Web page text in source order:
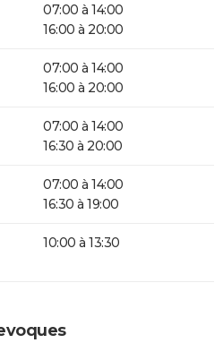
07:00 à 14:00
16:00 à 20:00
07:00 à 14:00
16:00 à 20:00
07:00 à 14:00
16:30 à 20:00
07:00 à 14:00
16:30 à 19:00
10:00 à 13:30